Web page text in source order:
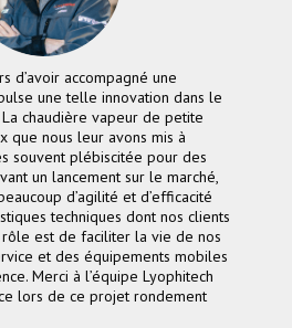
d’avoir accompagné une
une telle innovation dans le
chaudière vapeur de petite
que nous leur avons mis à
souvent plébiscitée pour des
un lancement sur le marché,
d’agilité et d’efficacité
techniques dont nos clients
est de faciliter la vie de nos
et des équipements mobiles
Merci à l’équipe Lyophitech
lors de ce projet rondement